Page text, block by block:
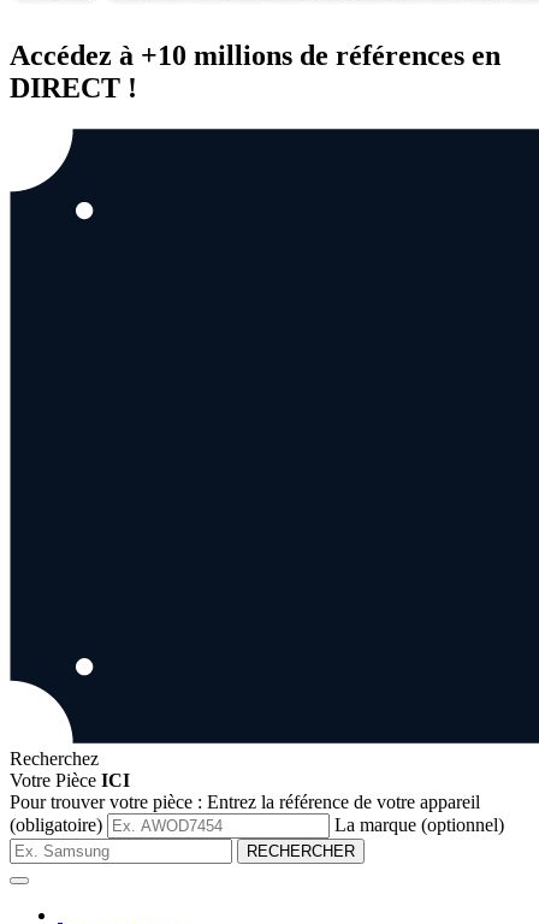
Accédez à +10 millions de références en
DIRECT !
Recherchez
Votre Pièce ICI
Pour trouver votre pièce : Entrez la référence de votre appareil
(obligatoire)
La marque (optionnel)
RECHERCHER